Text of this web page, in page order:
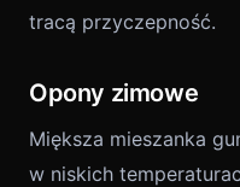
tracą przyczepność.
Opony zimowe
Miększa mieszanka
w niskich